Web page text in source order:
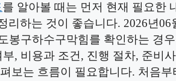
를 알아볼 때는 먼저 현재 필요한
리하는 것이 좋습니다. 2026년06
봉구하수구막힘를 확인하는 경
, 비용과 조건, 진행 절차, 준비
보는 흐름이 필요합니다. 처음부